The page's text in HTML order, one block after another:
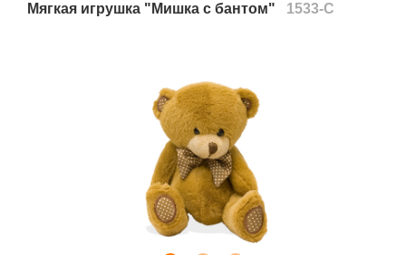
Мягкая игрушка "Мишка с бантом" 1533-C